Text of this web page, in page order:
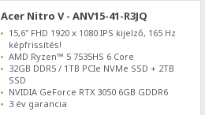
Acer Nitro V - ANV15-41-R3JQ
15,6" FHD 1920 x 1080 IPS kijelző, 165 Hz
képfrissítés!
AMD Ryzen™ 5 7535HS 6 Core
32GB DDR5 / 1TB PCIe NVMe SSD + 2TB
SSD
NVIDIA GeForce RTX 3050 6GB GDDR6
3 év garancia